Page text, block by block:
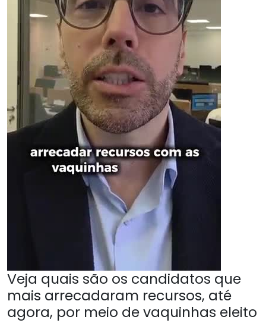
Veja quais são os candidatos que
mais arrecadaram recursos, até
agora, por meio de vaquinhas eleito